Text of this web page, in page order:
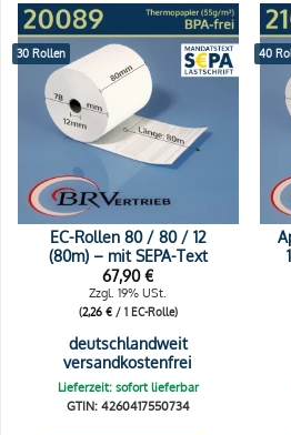
30 Rollen
EC-Rollen 80 / 80 / 12
(80m) – mit SEPA-Text
67,90€
Zzgl. 19% USt.
(2,26 €/ 1 EC-Rolle)
deutschlandweit
versandkostenfrei
Lieferzeit: sofort lieferbar
GTIN: 4260417550734
40